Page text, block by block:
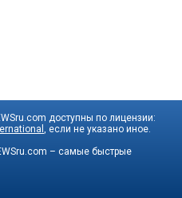
доступны по лицензии:
, если не указано иное.
– самые быстрые